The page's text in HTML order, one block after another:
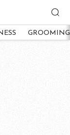
GROOMING